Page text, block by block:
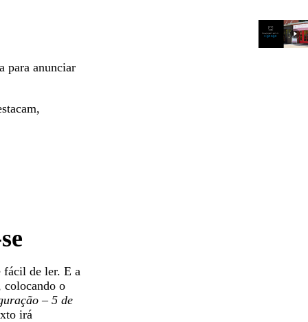
para anunciar
fácil de ler. E a
colocando o
– 5 de
irá